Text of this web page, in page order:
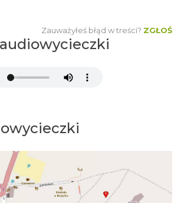
Zauważyłeś błąd w treści? ZGŁOŚ